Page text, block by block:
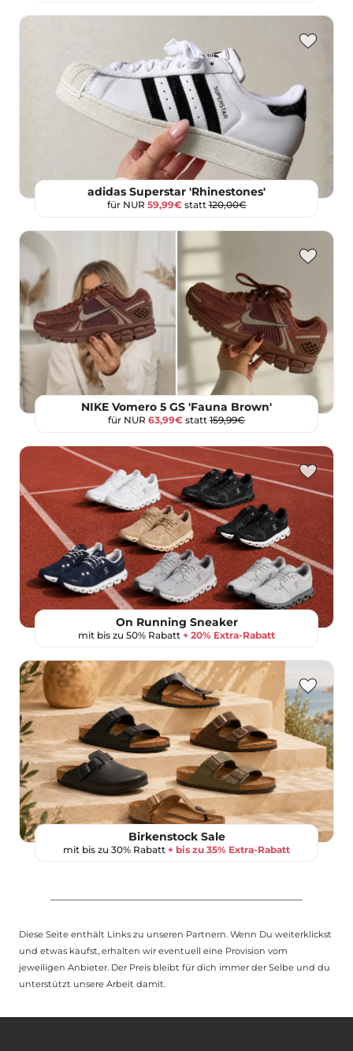
adidas Superstar 'Rhinestones'
für NUR 59,99€statt120,00€
NIKE Vomero 5 GS 'Fauna Brown'
für NUR 63,99€ statt 159,99€
On Running Sneaker
mit bis zu 50% Rabatt + 20% Extra-Rabatt
Birkenstock Sale
mit bis zu 30% Rabatt + bis zu 35% Extra-Rabatt
Diese Seite enthält Links zu unseren Partnern. Wenn Du weiterklickst
und etwas kaufst, erhalten wir eventuell eine Provision vom
jeweiligen Anbieter. Der Preis bleibt für dich immer der Selbe und du
unterstützt unsere Arbeit damit.